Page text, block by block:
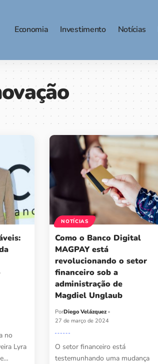
Economia Investimento Notícias
no
Lyra
NOTÍCIAS
Como o Banco Digital
MAGPAY está
revolucionando o setor
financeiro sob a
administração de
Magdiel Unglaub
PorDiego Velázquez
27 de março de 2024
O setor financeiro está
testemunhando uma mudança